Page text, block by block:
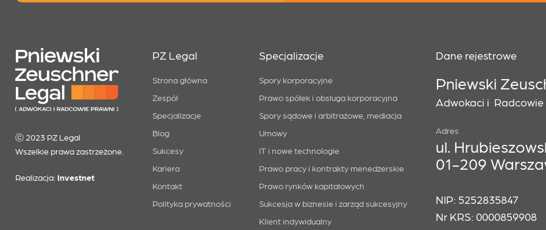
ⓒ 2023 PZ Legal
Wszelkie prawa zastrzeżone.
Realizacja: Investnet
PZ Legal
Strona główna
Zespół
Specjalizacje
Blog
Sukcesy
Kariera
Kontakt
Polityka prywatności
Specjalizacje
Spory korporacyjne
Prawo spółek i obsługa korporacyjna
Spory sądowe i arbitrażowe, mediacja
Umowy
IT i nowe technologie
Prawo pracy i kontrakty menedżerskie
Prawo rynków kapitałowych
Sukcesja w biznesie i zarząd sukcesyjny
Klient indywidualny
Dane rejestrowe
Pniewski
Adwokaci i Radcowie
Adres
ul.
01-209
NIP: 5252835847
Nr KRS: 0000859908